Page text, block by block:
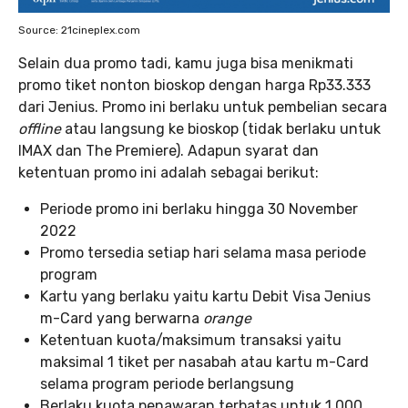
Source: 21cineplex.com
Selain dua promo tadi, kamu juga bisa menikmati
promo tiket nonton bioskop dengan harga Rp33.333
dari Jenius. Promo ini berlaku untuk pembelian secara
offlineatau langsung ke bioskop (tidak berlaku untuk
IMAX dan The Premiere). Adapun syarat dan
ketentuan promo ini adalah sebagai berikut:
Periode promo ini berlaku hingga 30 November
2022
Promo tersedia setiap hari selama masa periode
program
Kartu yang berlaku yaitu kartu Debit Visa Jenius
m-Card yang berwarna orange
Ketentuan kuota/maksimum transaksi yaitu
maksimal 1 tiket per nasabah atau kartu m-Card
selama program periode berlangsung